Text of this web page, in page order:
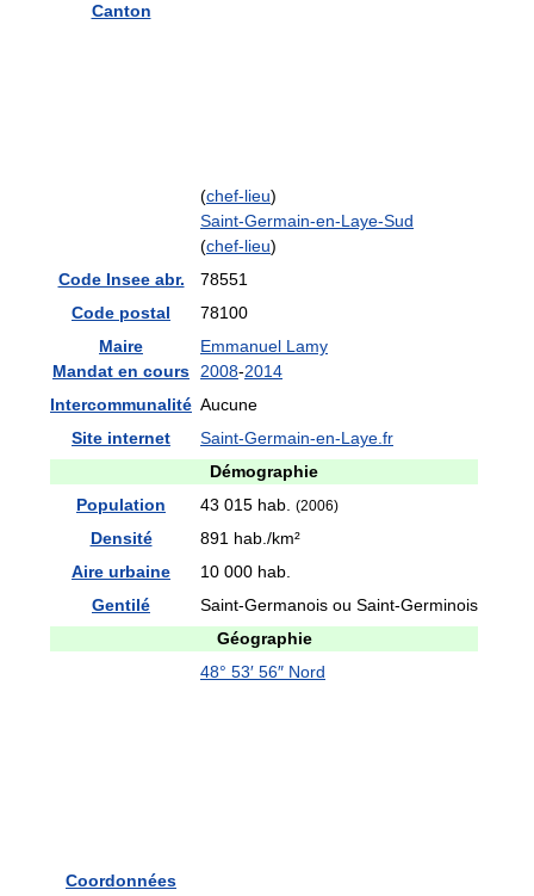
Canton
(chef-lieu)
Saint-Germain-en-Laye-Sud
(chef-lieu)
Code Insee abr.
78551
Code postal
78100
Maire
Mandat en cours
Emmanuel Lamy
2008-2014
Intercommunalité Aucune
Site internet
Saint-Germain-en-Laye.fr
Démographie
Population
43 015 hab. (2006)
Densité
891 hab./km²
Aire urbaine
10 000 hab.
Gentilé
Saint-Germanois ou Saint-Germinois
Géographie
Coordonnées
48° 53′ 56″ Nord